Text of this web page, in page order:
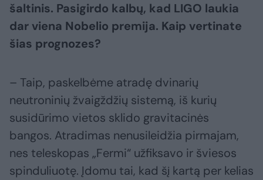
šaltinis. Pasigirdo kalbų, kad LIGO laukia
dar viena Nobelio premija. Kaip vertinate
šias prognozes?
– Taip, paskelbėme atradę dvinarių
neutroninių žvaigždžių sistemą, iš kurių
susidūrimo vietos sklido gravitacinės
bangos. Atradimas nenusileidžia pirmajam,
nes teleskopas „Fermi“ užfiksavo ir šviesos
spinduliuotę. Įdomu tai, kad šį kartą per kelias